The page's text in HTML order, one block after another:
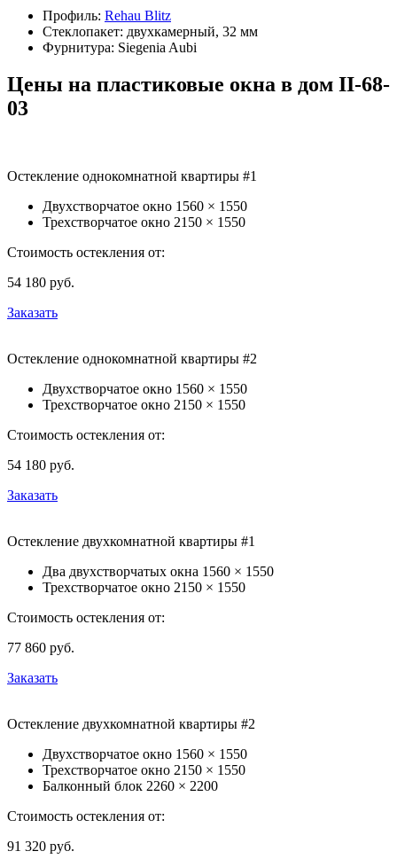
Профиль: Rehau Blitz
Стеклопакет: двухкамерный, 32 мм
Фурнитура: Siegenia Aubi
Цены на пластиковые окна в дом II-68-
03
Остекление однокомнатной квартиры #1
Двухстворчатое окно 1560 × 1550
Трехстворчатое окно 2150 × 1550
Стоимость остекления от:
54 180 руб.
Заказать
Остекление однокомнатной квартиры #2
Двухстворчатое окно 1560 × 1550
Трехстворчатое окно 2150 × 1550
Стоимость остекления от:
54 180 руб.
Заказать
Остекление двухкомнатной квартиры #1
Два двухстворчатых окна 1560 × 1550
Трехстворчатое окно 2150 × 1550
Стоимость остекления от:
77 860 руб.
Заказать
Остекление двухкомнатной квартиры #2
Двухстворчатое окно 1560 × 1550
Трехстворчатое окно 2150 × 1550
Балконный блок 2260 × 2200
Стоимость остекления от:
91 320 руб.